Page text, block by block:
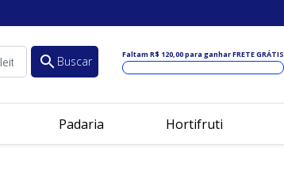
search Buscar Faltam R$ 120,00para ganhar FRETE GRÁTIS
Padaria Hortifruti